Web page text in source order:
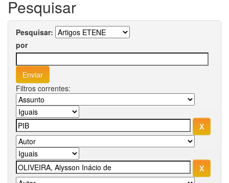
Pesquisar
Pesquisar:
por
Filtros correntes: